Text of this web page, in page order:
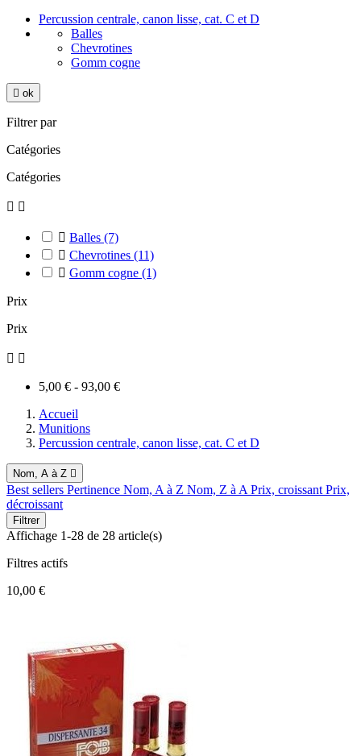
Percussion centrale, canon lisse, cat. C et D
Balles
Chevrotines
Gomm cogne
 ok
Filtrer par
Catégories
Catégories
 
 Balles (7)
 Chevrotines (11)
 Gomm cogne (1)
Prix
Prix
 
5,00 € - 93,00 €
Accueil
Munitions
Percussion centrale, canon lisse, cat. C et D
Nom, A à Z 
Best sellers Pertinence Nom, A à Z Nom, Z à A Prix, croissant Prix,
décroissant
Filtrer
Affichage 1-28 de 28 article(s)
Filtres actifs
10,00 €